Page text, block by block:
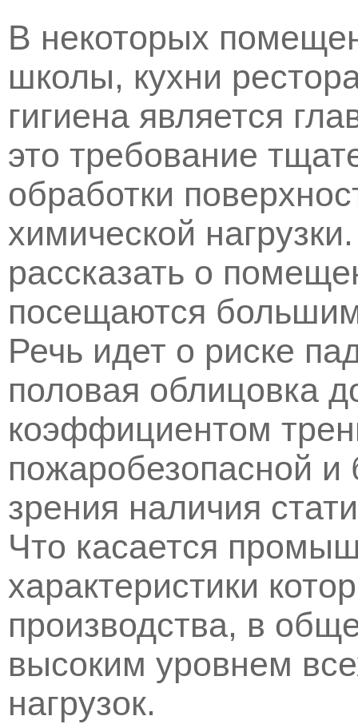
В некоторых
школы, кухни
гигиена является
это требование
обработки
химической
рассказать о
посещаются
Речь идет о риске
половая облицовка
коэффициентом
пожаробезопасной и
зрения наличия
Что касается
характеристики
производства, в
высоким уровнем
нагрузок.